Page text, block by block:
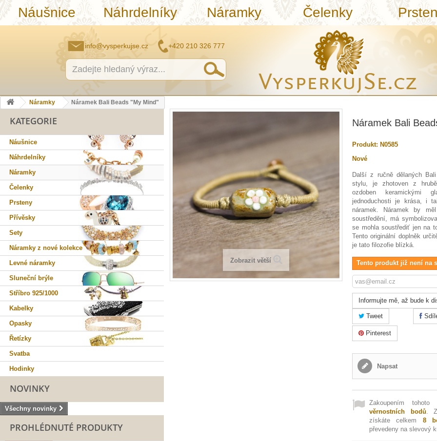
Náušnice Náhrdelníky Náramky Čelenky
info@vysperkujse.cz +420 210 326 777
Náramky Náramek Bali Beads "My Mind"
KATEGORIE
Náušnice
Náhrdelníky
Náramky
Čelenky
Prsteny
Přívěsky
Sety
Náramky z nové kolekce
Levné náramky
Sluneční brýle
Stříbro 925/1000
Kabelky
Opasky
Řetízky
Svatba
Hodinky
NOVINKY
Všechny novinky
PROHLÉDNUTÉ PRODUKTY
Zobrazit větší
Náramek Bali
Produkt: N0585
Nové
Další z ručně dělaných
stylu, je zhotoven z
ozdoben keramickými
jednoduchosti je krása, i
náramek. Náramek by
soustředění, má
se mohla soustřediť jen na
Tento originální doplněk
je tato filozofie blízká.
Tento produkt již není na
Informujte mě, až bude k
Tweet
Pinterest
Napsat
Zakoupením
věrnostních bodů.
získáte celkem 8
převedeny na slevový